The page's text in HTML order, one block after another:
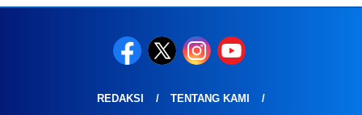
REDAKSI
TENTANG KAMI